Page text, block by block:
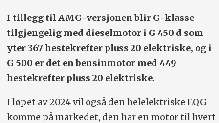
I tillegg til AMG-versjonen blir G-klasse
tilgjengelig med dieselmotor i G 450 d som
yter 367 hestekrefter pluss 20 elektriske, og i
G 500 er det en bensin­motor med 449
hestekrefter pluss 20 elektriske.
I løpet av 2024 vil også den helelektriske EQG
komme på markedet, den har en motor til hvert